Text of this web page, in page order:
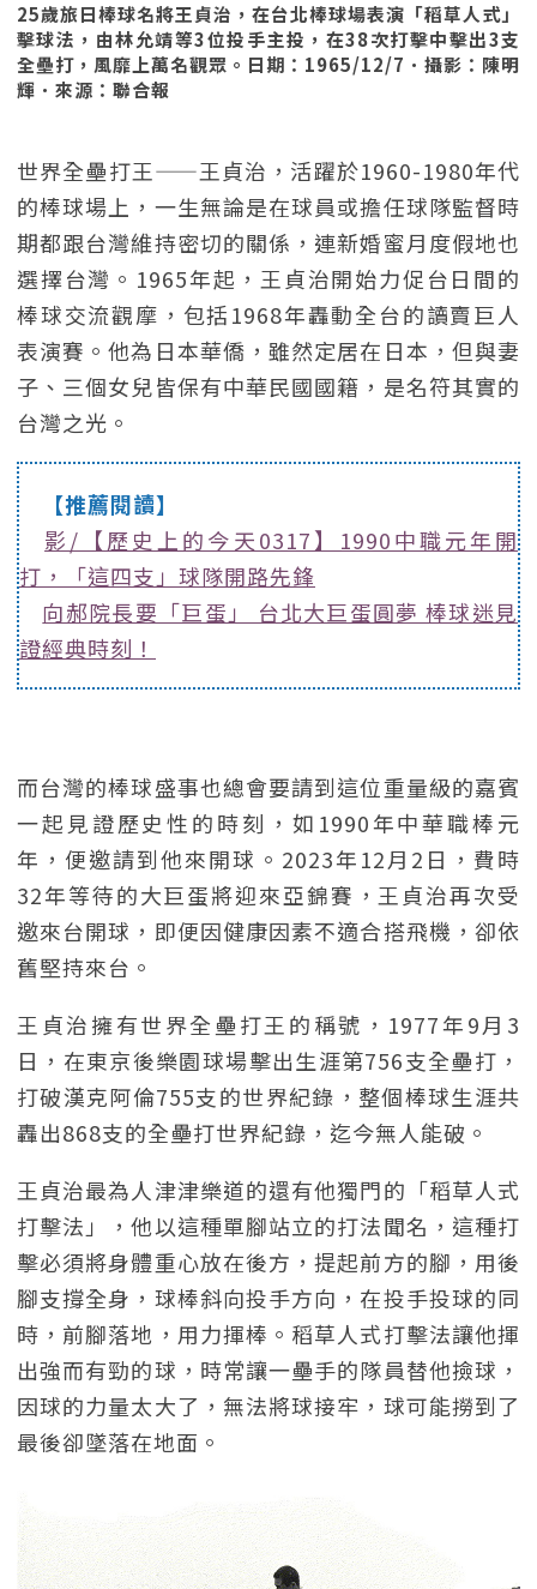
25歲旅日棒球名將王貞治，在台北棒球場表演「稻草人式」
擊球法，由林允靖等3位投手主投，在38次打擊中擊出3支
全壘打，風靡上萬名觀眾。日期：1965/12/7．攝影：陳明
輝．來源：聯合報
世界全壘打王——王貞治，活躍於1960-1980年代
的棒球場上，一生無論是在球員或擔任球隊監督時
期都跟台灣維持密切的關係，連新婚蜜月度假地也
選擇台灣。1965年起，王貞治開始力促台日間的
棒球交流觀摩，包括1968年轟動全台的讀賣巨人
表演賽。他為日本華僑，雖然定居在日本，但與妻
子、三個女兒皆保有中華民國國籍，是名符其實的
台灣之光。
【推薦閱讀】
影/【歷史上的今天0317】1990中職元年開
打，「這四支」球隊開路先鋒
向郝院長要「巨蛋」 台北大巨蛋圓夢 棒球迷見
證經典時刻！
而台灣的棒球盛事也總會要請到這位重量級的嘉賓
一起見證歷史性的時刻，如1990年中華職棒元
年，便邀請到他來開球。2023年12月2日，費時
32年等待的大巨蛋將迎來亞錦賽，王貞治再次受
邀來台開球，即便因健康因素不適合搭飛機，卻依
舊堅持來台。
王貞治擁有世界全壘打王的稱號，1977年9月3
日，在東京後樂園球場擊出生涯第756支全壘打，
打破漢克阿倫755支的世界紀錄，整個棒球生涯共
轟出868支的全壘打世界紀錄，迄今無人能破。
王貞治最為人津津樂道的還有他獨門的「稻草人式
打擊法」，他以這種單腳站立的打法聞名，這種打
擊必須將身體重心放在後方，提起前方的腳，用後
腳支撐全身，球棒斜向投手方向，在投手投球的同
時，前腳落地，用力揮棒。稻草人式打擊法讓他揮
出強而有勁的球，時常讓一壘手的隊員替他撿球，
因球的力量太大了，無法將球接牢，球可能撈到了
最後卻墜落在地面。